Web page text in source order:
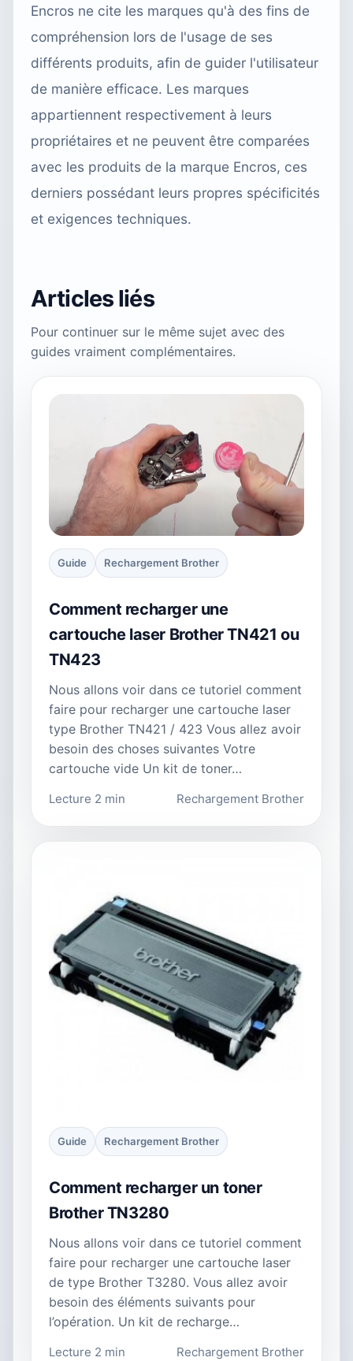
Encros ne cite les marques qu'à des fins de
compréhension lors de l'usage de ses
différents produits, afin de guider l'utilisateur
de manière efficace. Les marques
appartiennent respectivement à leurs
propriétaires et ne peuvent être comparées
avec les produits de la marque Encros, ces
derniers possédant leurs propres spécificités
et exigences techniques.
Articles liés
Pour continuer sur le même sujet avec des
guides vraiment complémentaires.
Guide Rechargement Brother
Comment recharger une
cartouche laser Brother TN421 ou
TN423
Nous allons voir dans ce tutoriel comment
faire pour recharger une cartouche laser
type Brother TN421 / 423 Vous allez avoir
besoin des choses suivantes Votre
cartouche vide Un kit de toner…
Lecture 2 min Rechargement Brother
Guide Rechargement Brother
Comment recharger un toner
Brother TN3280
Nous allons voir dans ce tutoriel comment
faire pour recharger une cartouche laser
de type Brother T3280. Vous allez avoir
besoin des éléments suivants pour
l’opération. Un kit de recharge…
Lecture 2 min Rechargement Brother